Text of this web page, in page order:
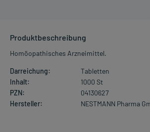
Produktbeschreibung
Homöopathisches Arzneimittel.
Darreichung:
Tabletten
Inhalt:
1000 St
PZN:
04130627
Hersteller:
NESTMANN Pharma